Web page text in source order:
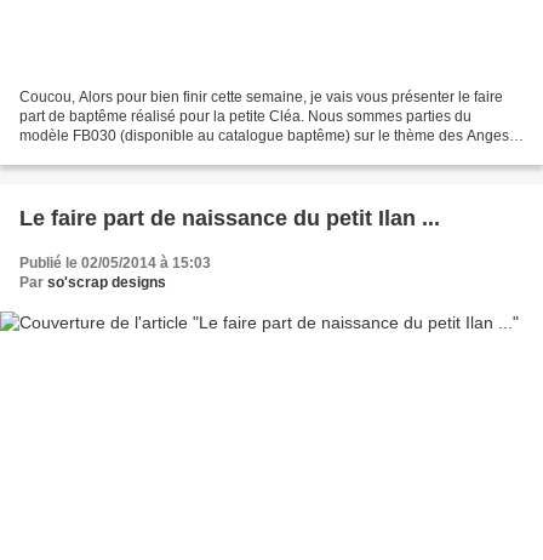
Coucou, Alors pour bien finir cette semaine, je vais vous présenter le faire
part de baptême réalisé pour la petite Cléa. Nous sommes parties du
modèle FB030 (disponible au catalogue baptême) sur le thème des Anges,
Le faire part de naissance du petit Ilan ...
Publié le 02/05/2014 à 15:03
Par so'scrap designs